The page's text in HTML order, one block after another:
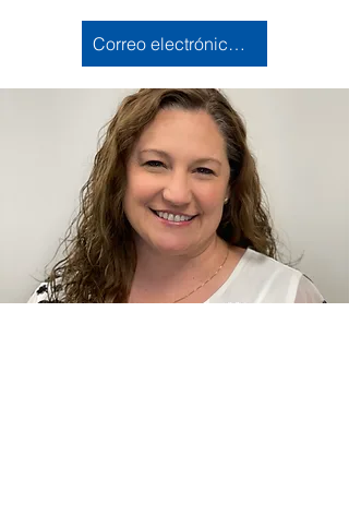
Correo electrónico Invierno